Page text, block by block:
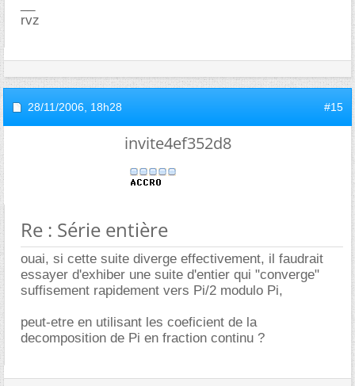
rvz
28/11/2006, 18h28 #15
invite4ef352d8
Re : Série entière
ouai, si cette suite diverge effectivement, il faudrait
essayer d'exhiber une suite d'entier qui "converge"
suffisement rapidement vers Pi/2 modulo Pi,
peut-etre en utilisant les coeficient de la
decomposition de Pi en fraction continu ?